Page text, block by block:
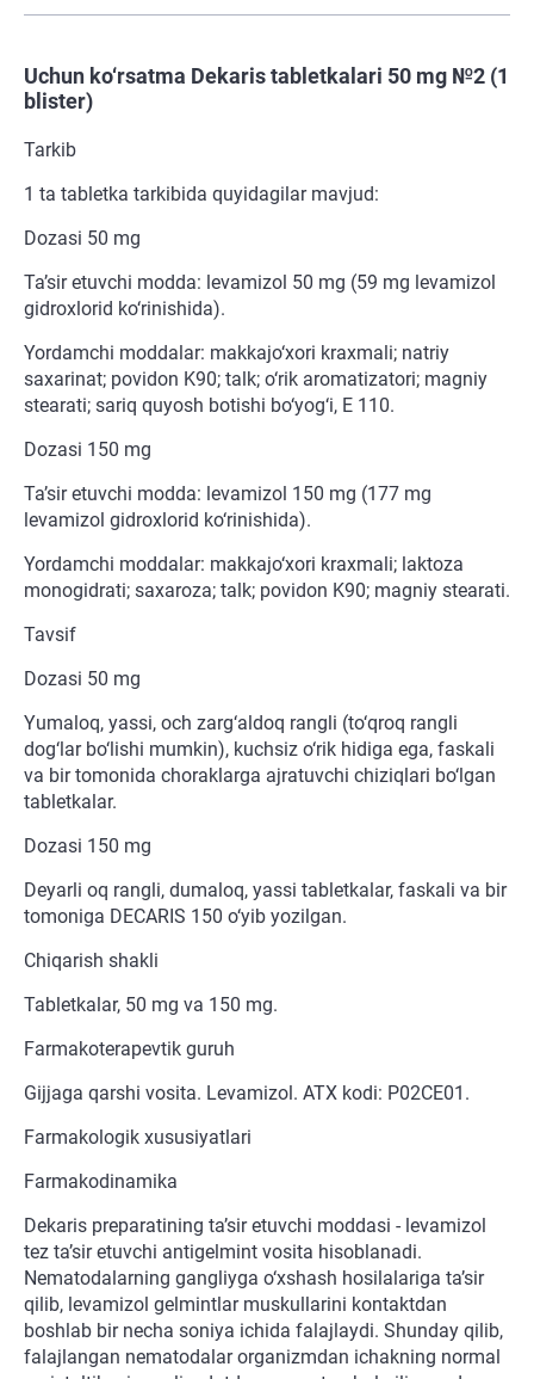
Uchun ko‘rsatma Dekaris tabletkalari 50 mg №2 (1
blister)
Tarkib
1 ta tabletka tarkibida quyidagilar mavjud:
Dozasi 50 mg
Ta’sir etuvchi modda: levamizol 50 mg (59 mg levamizol
gidroxlorid ko‘rinishida).
Yordamchi moddalar: makkajo‘xori kraxmali; natriy
saxarinat; povidon K90; talk; o‘rik aromatizatori; magniy
stearati; sariq quyosh botishi bo‘yog‘i, E 110.
Dozasi 150 mg
Ta’sir etuvchi modda: levamizol 150 mg (177 mg
levamizol gidroxlorid ko‘rinishida).
Yordamchi moddalar: makkajo‘xori kraxmali; laktoza
monogidrati; saxaroza; talk; povidon K90; magniy stearati.
Tavsif
Dozasi 50 mg
Yumaloq, yassi, och zarg‘aldoq rangli (to‘qroq rangli
dog‘lar bo‘lishi mumkin), kuchsiz o‘rik hidiga ega, faskali
va bir tomonida choraklarga ajratuvchi chiziqlari bo‘lgan
tabletkalar.
Dozasi 150 mg
Deyarli oq rangli, dumaloq, yassi tabletkalar, faskali va bir
tomoniga DECARIS 150 o‘yib yozilgan.
Chiqarish shakli
Tabletkalar, 50 mg va 150 mg.
Farmakoterapevtik guruh
Gijjaga qarshi vosita. Levamizol. ATX kodi: P02CE01.
Farmakologik xususiyatlari
Farmakodinamika
Dekaris preparatining ta’sir etuvchi moddasi - levamizol
tez ta’sir etuvchi antigelmint vosita hisoblanadi.
Nematodalarning gangliyga o‘xshash hosilalariga ta’sir
qilib, levamizol gelmintlar muskullarini kontaktdan
boshlab bir necha soniya ichida falajlaydi. Shunday qilib,
falajlangan nematodalar organizmdan ichakning normal